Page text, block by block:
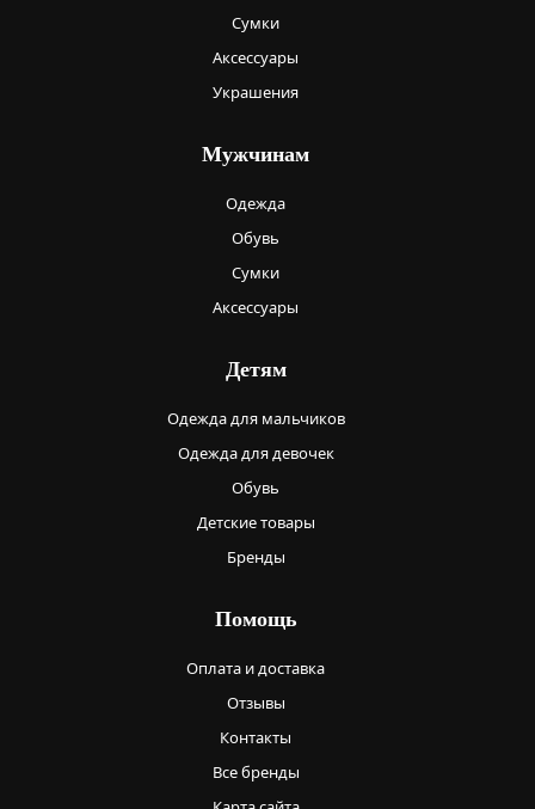
Сумки
Аксессуары
Украшения
Мужчинам
Одежда
Обувь
Сумки
Аксессуары
Детям
Одежда для мальчиков
Одежда для девочек
Обувь
Детские товары
Бренды
Помощь
Оплата и доставка
Отзывы
Контакты
Все бренды